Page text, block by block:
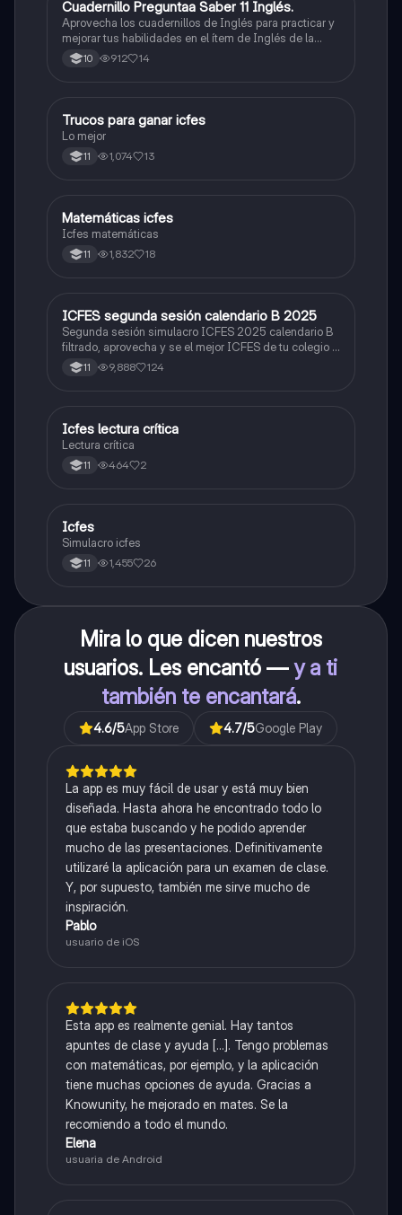
ICFES: Inglés
Cuadernillo Preguntaa Saber 11 Inglés.
Aprovecha los cuadernillos de Inglés para practicar y
mejorar tus habilidades en el ítem de Inglés de la
Prueba Saber 11. 🫡
10 912 14
Química
Trucos para ganar icfes
Lo mejor
11 1,074 13
ICFES: Matemáticas
Matemáticas icfes
Icfes matemáticas
11 1,832 18
ICFES: Lectura Crítica
ICFES segunda sesión calendario B 2025
Segunda sesión simulacro ICFES 2025 calendario B
filtrado, aprovecha y se el mejor ICFES de tu colegio y
poder ingresar a universidad, y estudiar aquella
carrera con la que tanto sueñas.
11 9,888 124
Lengua Castellana
Icfes lectura crítica
Lectura crítica
11 464 2
ICFES: Sociales y Ciudadanas
Icfes
Simulacro icfes
11 1,455 26
Mira lo que dicen nuestros
usuarios. Les encantó —y a ti
también te encantará.
4.6/5App Store 4.7/5Google Play
La app es muy fácil de usar y está muy bien
diseñada. Hasta ahora he encontrado todo lo
que estaba buscando y he podido aprender
mucho de las presentaciones. Definitivamente
utilizaré la aplicación para un examen de clase.
Y, por supuesto, también me sirve mucho de
inspiración.
Pablo
usuario de iOS
Esta app es realmente genial. Hay tantos
apuntes de clase y ayuda [...]. Tengo problemas
con matemáticas, por ejemplo, y la aplicación
tiene muchas opciones de ayuda. Gracias a
Knowunity, he mejorado en mates. Se la
recomiendo a todo el mundo.
Elena
usuaria de Android